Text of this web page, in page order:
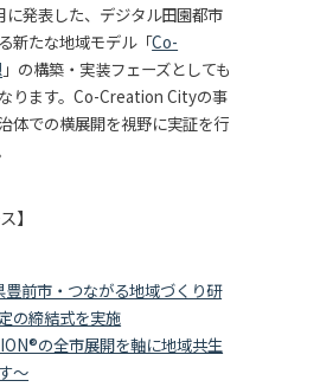
に発表した、デジタル田園都市
新たな地域モデル「Co-
」の構築・実装フェーズとしても
ります。Co-Creation Cityの事
体での横展開を視野に実証を行
】
前市・つながる地域づくり研
の締結式を実施
の全市展開を軸に地域共生
～